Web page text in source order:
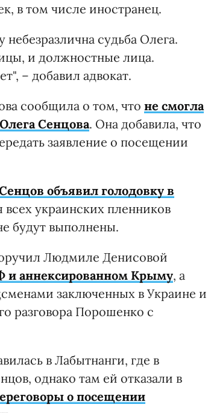
в том числе иностранец.
судьба Олега.
и должностные лица.
– добавил адвокат.
сообщила о том, что не смогла
Сенцова. Она добавила, что
заявление о посещении
объявил голодовку в
украинских пленников
будут выполнены.
Людмиле Денисовой
и аннексированном Крыму, а
заключенных в Украине и
разговора Порошенко с
в Лабытнанги, где в
однако там ей отказали в
о посещении